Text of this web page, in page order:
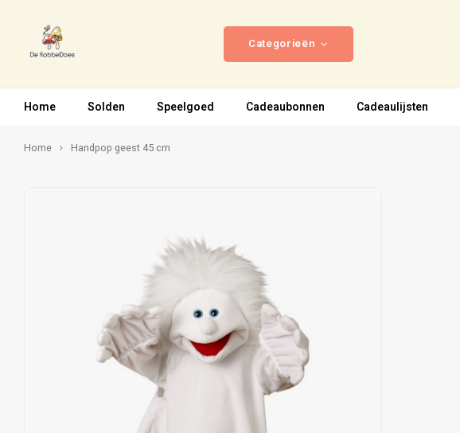
Categorieën
Home Solden Speelgoed Cadeaubonnen Cadeaulijsten
Home Handpop geest 45 cm